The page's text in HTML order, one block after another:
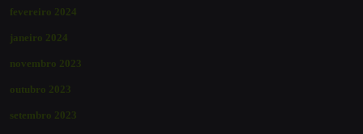
fevereiro 2024
janeiro 2024
novembro 2023
outubro 2023
setembro 2023